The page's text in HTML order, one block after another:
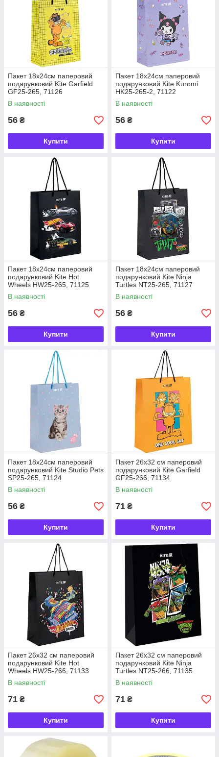
Пакет 18х24см паперовий
подарунковий Kite Garfield
GF25-265, 71126
В наявності
56 ₴
Купити
Пакет 18х24см паперовий
подарунковий Kite Kuromi
HK25-265-2, 71122
В наявності
56 ₴
Купити
Пакет 18х24см паперовий
подарунковий Kite Hot
Wheels HW25-265, 71125
В наявності
56 ₴
Купити
Пакет 18х24см паперовий
подарунковий Kite Ninja
Turtles NT25-265, 71127
В наявності
56 ₴
Купити
Пакет 18х24см паперовий
подарунковий Kite Studio Pets
SP25-265, 71124
В наявності
56 ₴
Купити
Пакет 26х32 см паперовий
подарунковий Kite Garfield
GF25-266, 71134
В наявності
71 ₴
Купити
Пакет 26х32 см паперовий
подарунковий Kite Hot
Wheels HW25-266, 71133
В наявності
71 ₴
Купити
Пакет 26х32 см паперовий
подарунковий Kite Ninja
Turtles NT25-266, 71135
В наявності
71 ₴
Купити